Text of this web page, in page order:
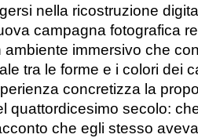
nella ricostruzione
campagna fotografica
ambiente immersivo che
tra le forme e i colori dei
concretizza la
quattordicesimo secolo:
che egli stesso